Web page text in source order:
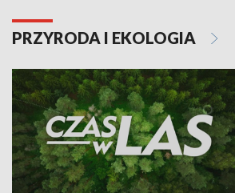
PRZYRODA I EKOLOGIA